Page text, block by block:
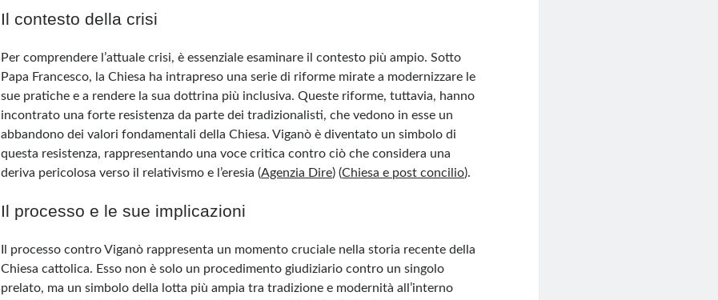
Il contesto della crisi
Per comprendere l’attuale crisi, è essenziale esaminare il contesto più ampio. Sotto
Papa Francesco, la Chiesa ha intrapreso una serie di riforme mirate a modernizzare le
sue pratiche e a rendere la sua dottrina più inclusiva. Queste riforme, tuttavia, hanno
incontrato una forte resistenza da parte dei tradizionalisti, che vedono in esse un
abbandono dei valori fondamentali della Chiesa. Viganò è diventato un simbolo di
questa resistenza, rappresentando una voce critica contro ciò che considera una
deriva pericolosa verso il relativismo e l’eresia​ (Agenzia Dire) (Chiesa e post concilio)​.
Il processo e le sue implicazioni
Il processo contro Viganò rappresenta un momento cruciale nella storia recente della
Chiesa cattolica. Esso non è solo un procedimento giudiziario contro un singolo
prelato, ma un simbolo della lotta più ampia tra tradizione e modernità all’interno